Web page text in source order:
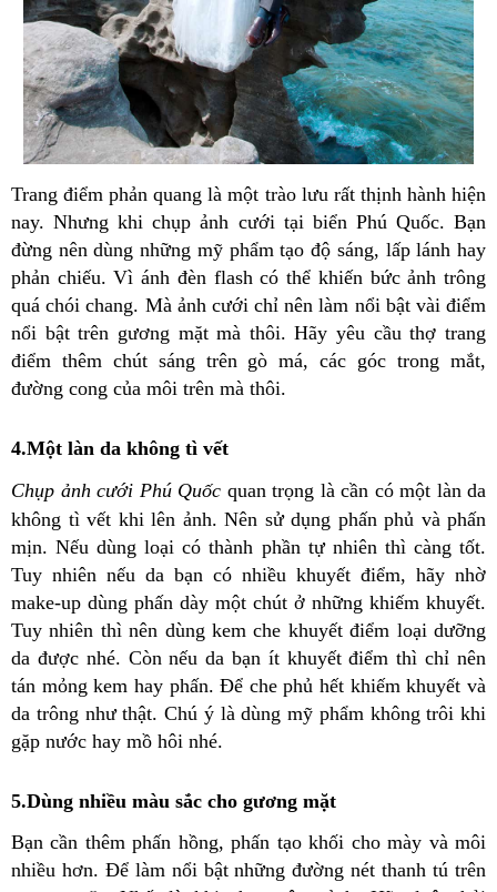
Trang điểm phản quang là một trào lưu rất thịnh hành hiện
nay. Nhưng khi chụp ảnh cưới tại biển Phú Quốc. Bạn
đừng nên dùng những mỹ phẩm tạo độ sáng, lấp lánh hay
phản chiếu. Vì ánh đèn flash có thể khiến bức ảnh trông
quá chói chang. Mà ảnh cưới chỉ nên làm nổi bật vài điểm
nổi bật trên gương mặt mà thôi. Hãy yêu cầu thợ trang
điểm thêm chút sáng trên gò má, các góc trong mắt,
đường cong của môi trên mà thôi.
4.Một làn da không tì vết
Chụp ảnh cưới Phú Quốc quan trọng là cần có một làn da
không tì vết khi lên ảnh. Nên sử dụng phấn phủ và phấn
mịn. Nếu dùng loại có thành phần tự nhiên thì càng tốt.
Tuy nhiên nếu da bạn có nhiều khuyết điểm, hãy nhờ
make-up dùng phấn dày một chút ở những khiếm khuyết.
Tuy nhiên thì nên dùng kem che khuyết điểm loại dưỡng
da được nhé. Còn nếu da bạn ít khuyết điểm thì chỉ nên
tán mỏng kem hay phấn. Để che phủ hết khiếm khuyết và
da trông như thật. Chú ý là dùng mỹ phẩm không trôi khi
gặp nước hay mồ hôi nhé.
5.Dùng nhiều màu sắc cho gương mặt
Bạn cần thêm phấn hồng, phấn tạo khối cho mày và môi
nhiều hơn. Để làm nổi bật những đường nét thanh tú trên